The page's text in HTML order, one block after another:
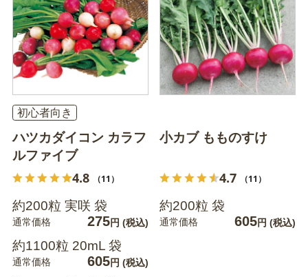
初心者向き
ハツカダイコン カラフ
ルファイブ
4.8 （11）
約200粒 実咲 袋
通常価格 275円 (税込)
約1100粒 20mL 袋
通常価格 605円 (税込)
小カブ もものすけ
4.7 （11）
約200粒 袋
通常価格 605円 (税込)